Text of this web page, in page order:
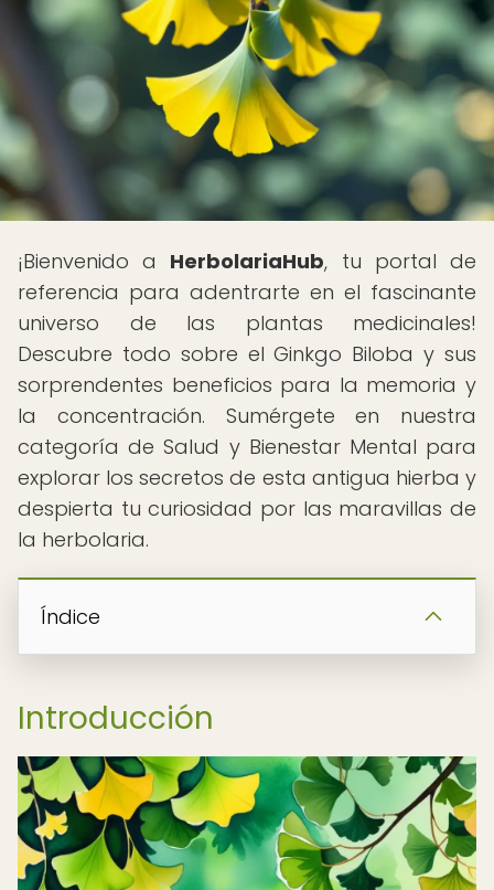
¡Bienvenido a HerbolariaHub, tu portal de
referencia para adentrarte en el fascinante
universo de las plantas medicinales!
Descubre todo sobre el Ginkgo Biloba y sus
sorprendentes beneficios para la memoria y
la concentración. Sumérgete en nuestra
categoría de Salud y Bienestar Mental para
explorar los secretos de esta antigua hierba y
despierta tu curiosidad por las maravillas de
la herbolaria.
Índice
Introducción